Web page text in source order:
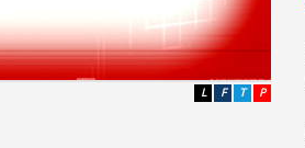
P
T
F
L